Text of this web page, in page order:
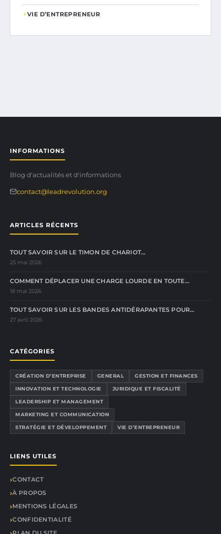
VIE D’ENTREPRENEUR
INFORMATIONS
Blog d'actualités et d'informations
contact@leadrevolution.org
ARTICLES RÉCENTS
TOUT SAVOIR SUR LE TIMON DE CHARIOT…
25 mai 2026
COMMENT DÉPLACER UNE CHARGE LOURDE EN TOUTE…
18 mai 2026
TOUT SAVOIR SUR LES BANDES ANTIDÉRAPANTES POUR…
27 avril 2026
CATÉGORIES
CRÉATION D’ENTREPRISE GENERAL
GESTION ET FINANCES
INNOVATION ET TECHNOLOGIE
JURIDIQUE ET FISCALITÉ
LEADERSHIP ET MANAGEMENT
MARKETING ET COMMUNICATION
STRATÉGIE ET DÉVELOPPEMENT
VIE D’ENTREPRENEUR
LIENS UTILES
CONTACT
À PROPOS
MENTIONS LÉGALES
CONFIDENTIALITÉ